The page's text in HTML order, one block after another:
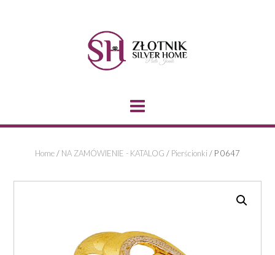
Home/ NA ZAMÓWIENIE - KATALOG / Pierścionki / P 0647